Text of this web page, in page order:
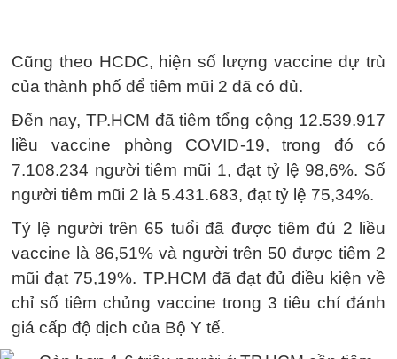
Cũng theo HCDC, hiện số lượng vaccine dự trù
của thành phố để tiêm mũi 2 đã có đủ.
Đến nay, TP.HCM đã tiêm tổng cộng 12.539.917
liều vaccine phòng COVID-19, trong đó có
7.108.234 người tiêm mũi 1, đạt tỷ lệ 98,6%. Số
người tiêm mũi 2 là 5.431.683, đạt tỷ lệ 75,34%.
Tỷ lệ người trên 65 tuổi đã được tiêm đủ 2 liều
vaccine là 86,51% và người trên 50 được tiêm 2
mũi đạt 75,19%. TP.HCM đã đạt đủ điều kiện về
chỉ số tiêm chủng vaccine trong 3 tiêu chí đánh
giá cấp độ dịch của Bộ Y tế.